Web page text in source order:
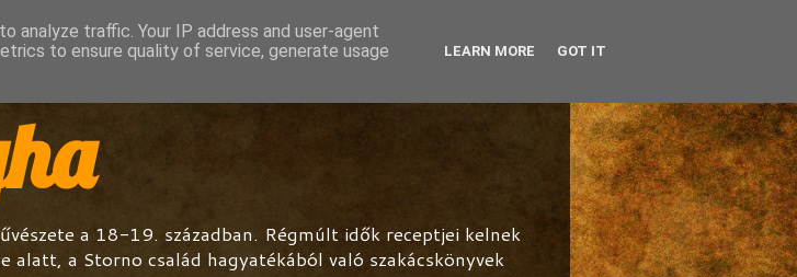
a 18-19. században. Régmúlt idők receptjei kelnek
alatt, a Storno család hagyatékából való szakácskönyvek
analyze traffic. Your IP address and user-agent
to ensure quality of service, generate usage
LEARN MORE GOT IT